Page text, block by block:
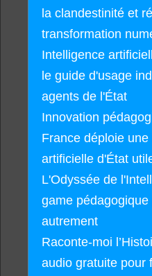
la clandestinité et
transformation
Intelligence
le guide d'usage
agents de l'État
Innovation
France déploie
artificielle d'État
L'Odyssée de
game
autrement
Raconte-moi
audio gratuite pour